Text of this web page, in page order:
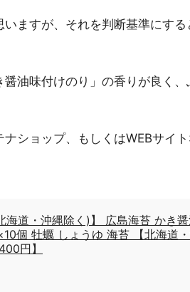
ますが、それを判断基準にす
油味付けのり」の香りが良く
ショップ、もしくはWEBサイ
海道・沖縄除く)】 広島海苔 かき
個 牡蠣 しょうゆ 海苔 【北海道
円】